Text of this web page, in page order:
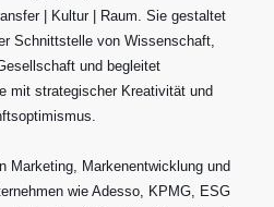
| Kultur | Raum. Sie gestaltet
Schnittstelle von Wissenschaft,
und begleitet
mit strategischer Kreativität und
Marketing, Markenentwicklung und
wie Adesso, KPMG, ESG